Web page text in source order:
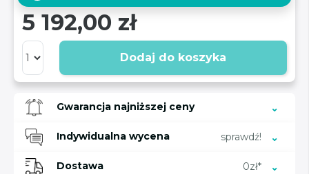
5 192,00 zł
Dodaj do koszyka
Gwarancja najniższej ceny
Indywidualna wycena sprawdź!
Dostawa 0zł*